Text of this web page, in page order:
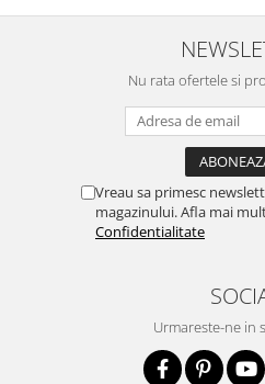
Nu rata ofertele si
Vreau sa primesc
magazinului. Afla mai
Confidentialitate
Urmareste-ne in